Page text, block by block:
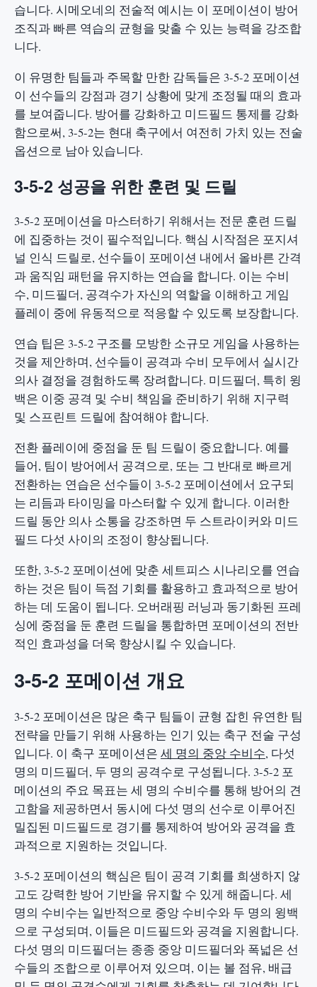
습니다. 시메오네의 전술적 예시는 이 포메이션이 방어
조직과 빠른 역습의 균형을 맞출 수 있는 능력을 강조합
니다.
이 유명한 팀들과 주목할 만한 감독들은 3-5-2 포메이션
이 선수들의 강점과 경기 상황에 맞게 조정될 때의 효과
를 보여줍니다. 방어를 강화하고 미드필드 통제를 강화
함으로써, 3-5-2는 현대 축구에서 여전히 가치 있는 전술
옵션으로 남아 있습니다.
3-5-2 성공을 위한 훈련 및 드릴
3-5-2 포메이션을 마스터하기 위해서는 전문 훈련 드릴
에 집중하는 것이 필수적입니다. 핵심 시작점은 포지셔
널 인식 드릴로, 선수들이 포메이션 내에서 올바른 간격
과 움직임 패턴을 유지하는 연습을 합니다. 이는 수비
수, 미드필더, 공격수가 자신의 역할을 이해하고 게임
플레이 중에 유동적으로 적응할 수 있도록 보장합니다.
연습 팁은 3-5-2 구조를 모방한 소규모 게임을 사용하는
것을 제안하며, 선수들이 공격과 수비 모두에서 실시간
의사 결정을 경험하도록 장려합니다. 미드필더, 특히 윙
백은 이중 공격 및 수비 책임을 준비하기 위해 지구력
및 스프린트 드릴에 참여해야 합니다.
전환 플레이에 중점을 둔 팀 드릴이 중요합니다. 예를
들어, 팀이 방어에서 공격으로, 또는 그 반대로 빠르게
전환하는 연습은 선수들이 3-5-2 포메이션에서 요구되
는 리듬과 타이밍을 마스터할 수 있게 합니다. 이러한
드릴 동안 의사 소통을 강조하면 두 스트라이커와 미드
필드 다섯 사이의 조정이 향상됩니다.
또한, 3-5-2 포메이션에 맞춘 세트피스 시나리오를 연습
하는 것은 팀이 득점 기회를 활용하고 효과적으로 방어
하는 데 도움이 됩니다. 오버래핑 러닝과 동기화된 프레
싱에 중점을 둔 훈련 드릴을 통합하면 포메이션의 전반
적인 효과성을 더욱 향상시킬 수 있습니다.
3-5-2 포메이션 개요
3-5-2 포메이션은 많은 축구 팀들이 균형 잡힌 유연한 팀
전략을 만들기 위해 사용하는 인기 있는 축구 전술 구성
입니다. 이 축구 포메이션은 세 명의 중앙 수비수, 다섯
명의 미드필더, 두 명의 공격수로 구성됩니다. 3-5-2 포
메이션의 주요 목표는 세 명의 수비수를 통해 방어의 견
고함을 제공하면서 동시에 다섯 명의 선수로 이루어진
밀집된 미드필드로 경기를 통제하여 방어와 공격을 효
과적으로 지원하는 것입니다.
3-5-2 포메이션의 핵심은 팀이 공격 기회를 희생하지 않
고도 강력한 방어 기반을 유지할 수 있게 해줍니다. 세
명의 수비수는 일반적으로 중앙 수비수와 두 명의 윙백
으로 구성되며, 이들은 미드필드와 공격을 지원합니다.
다섯 명의 미드필더는 종종 중앙 미드필더와 폭넓은 선
수들의 조합으로 이루어져 있으며, 이는 볼 점유, 배급